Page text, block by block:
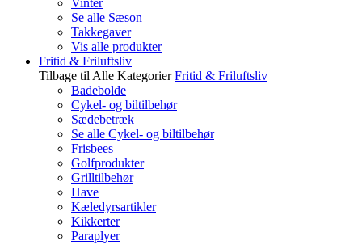
Vinter
Se alle Sæson
Takkegaver
Vis alle produkter
Fritid & Friluftsliv
Tilbage til Alle Kategorier Fritid & Friluftsliv
Badebolde
Cykel- og biltilbehør
Sædebetræk
Se alle Cykel- og biltilbehør
Frisbees
Golfprodukter
Grilltilbehør
Have
Kæledyrsartikler
Kikkerter
Paraplyer